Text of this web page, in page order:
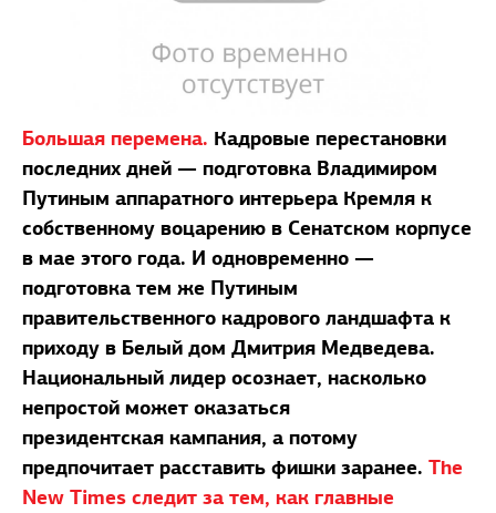
Большая перемена. Кадровые перестановки
последних дней — подготовка Владимиром
Путиным аппаратного интерьера Кремля к
собственному воцарению в Сенатском корпусе
в мае этого года. И одновременно —
подготовка тем же Путиным
правительственного кадрового ландшафта к
приходу в Белый дом Дмитрия Медведева.
Национальный лидер осознает, насколько
непростой может оказаться
президентская кампания, а потому
предпочитает расставить фишки заранее. The
New Times следит за тем, как главные